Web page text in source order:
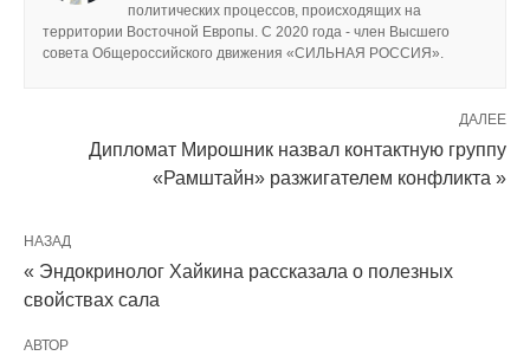
политических процессов, происходящих на
территории Восточной Европы. С 2020 года - член Высшего
совета Общероссийского движения «СИЛЬНАЯ РОССИЯ».
ДАЛЕЕ
Дипломат Мирошник назвал контактную группу
«Рамштайн» разжигателем конфликта »
НАЗАД
« Эндокринолог Хайкина рассказала о полезных
свойствах сала
АВТОР